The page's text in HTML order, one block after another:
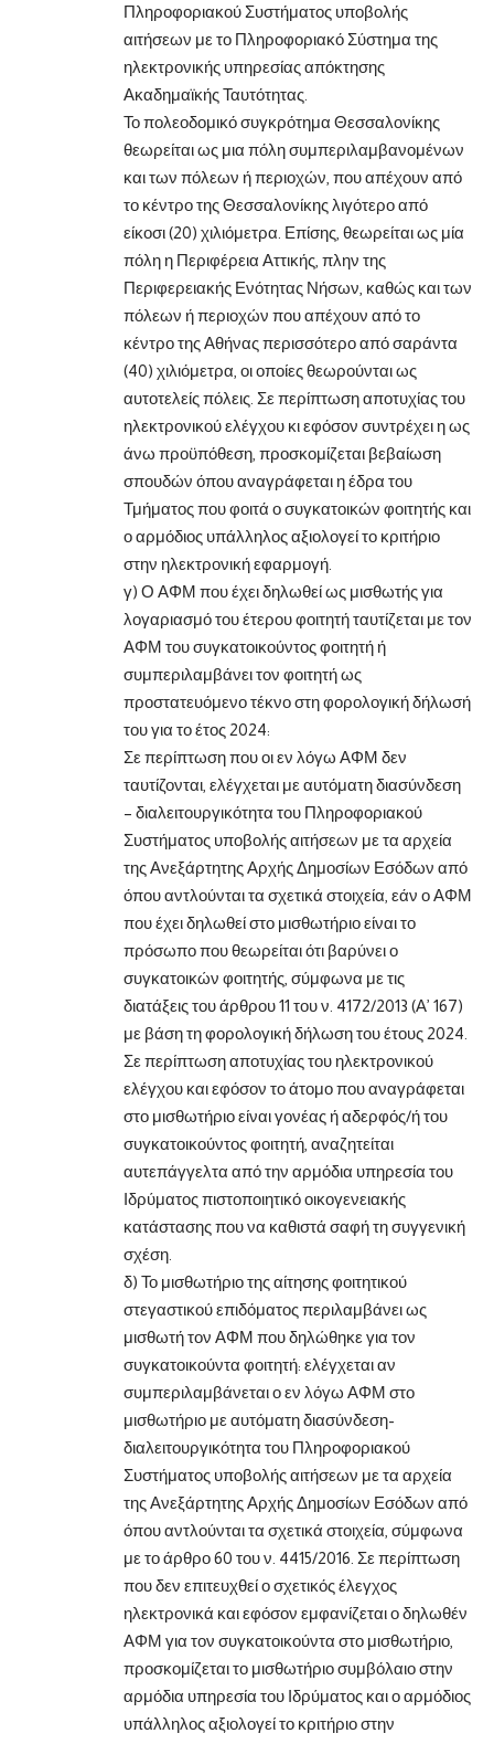
Πληροφοριακού Συστήματος υποβολής
αιτήσεων με το Πληροφοριακό Σύστημα της
ηλεκτρονικής υπηρεσίας απόκτησης
Ακαδημαϊκής Ταυτότητας.
Το πολεοδομικό συγκρότημα Θεσσαλονίκης
θεωρείται ως μια πόλη συμπεριλαμβανομένων
και των πόλεων ή περιοχών, που απέχουν από
το κέντρο της Θεσσαλονίκης λιγότερο από
είκοσι (20) χιλιόμετρα. Επίσης, θεωρείται ως μία
πόλη η Περιφέρεια Αττικής, πλην της
Περιφερειακής Ενότητας Νήσων, καθώς και των
πόλεων ή περιοχών που απέχουν από το
κέντρο της Αθήνας περισσότερο από σαράντα
(40) χιλιόμετρα, οι οποίες θεωρούνται ως
αυτοτελείς πόλεις. Σε περίπτωση αποτυχίας του
ηλεκτρονικού ελέγχου κι εφόσον συντρέχει η ως
άνω προϋπόθεση, προσκομίζεται βεβαίωση
σπουδών όπου αναγράφεται η έδρα του
Τμήματος που φοιτά ο συγκατοικών φοιτητής και
ο αρμόδιος υπάλληλος αξιολογεί το κριτήριο
στην ηλεκτρονική εφαρμογή.
γ) Ο ΑΦΜ που έχει δηλωθεί ως μισθωτής για
λογαριασμό του έτερου φοιτητή ταυτίζεται με τον
ΑΦΜ του συγκατοικούντος φοιτητή ή
συμπεριλαμβάνει τον φοιτητή ως
προστατευόμενο τέκνο στη φορολογική δήλωσή
του για το έτος 2024:
Σε περίπτωση που οι εν λόγω ΑΦΜ δεν
ταυτίζονται, ελέγχεται με αυτόματη διασύνδεση
– διαλειτουργικότητα του Πληροφοριακού
Συστήματος υποβολής αιτήσεων με τα αρχεία
της Ανεξάρτητης Αρχής Δημοσίων Εσόδων από
όπου αντλούνται τα σχετικά στοιχεία, εάν ο ΑΦΜ
που έχει δηλωθεί στο μισθωτήριο είναι το
πρόσωπο που θεωρείται ότι βαρύνει ο
συγκατοικών φοιτητής, σύμφωνα με τις
διατάξεις του άρθρου 11 του ν. 4172/2013 (Α’ 167)
με βάση τη φορολογική δήλωση του έτους 2024.
Σε περίπτωση αποτυχίας του ηλεκτρονικού
ελέγχου και εφόσον το άτομο που αναγράφεται
στο μισθωτήριο είναι γονέας ή αδερφός/ή του
συγκατοικούντος φοιτητή, αναζητείται
αυτεπάγγελτα από την αρμόδια υπηρεσία του
Ιδρύματος πιστοποιητικό οικογενειακής
κατάστασης που να καθιστά σαφή τη συγγενική
σχέση.
δ) Το μισθωτήριο της αίτησης φοιτητικού
στεγαστικού επιδόματος περιλαμβάνει ως
μισθωτή τον ΑΦΜ που δηλώθηκε για τον
συγκατοικούντα φοιτητή: ελέγχεται αν
συμπεριλαμβάνεται ο εν λόγω ΑΦΜ στο
μισθωτήριο με αυτόματη διασύνδεση-
διαλειτουργικότητα του Πληροφοριακού
Συστήματος υποβολής αιτήσεων με τα αρχεία
της Ανεξάρτητης Αρχής Δημοσίων Εσόδων από
όπου αντλούνται τα σχετικά στοιχεία, σύμφωνα
με το άρθρο 60 του ν. 4415/2016. Σε περίπτωση
που δεν επιτευχθεί ο σχετικός έλεγχος
ηλεκτρονικά και εφόσον εμφανίζεται ο δηλωθέν
ΑΦΜ για τον συγκατοικούντα στο μισθωτήριο,
προσκομίζεται το μισθωτήριο συμβόλαιο στην
αρμόδια υπηρεσία του Ιδρύματος και ο αρμόδιος
υπάλληλος αξιολογεί το κριτήριο στην